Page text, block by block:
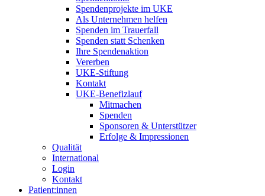
Spendenprojekte im UKE
Als Unternehmen helfen
Spenden im Trauerfall
Spenden statt Schenken
Ihre Spendenaktion
Vererben
UKE-Stiftung
Kontakt
UKE-Benefizlauf
Mitmachen
Spenden
Sponsoren & Unterstützer
Erfolge & Impressionen
Qualität
International
Login
Kontakt
Patient:innen